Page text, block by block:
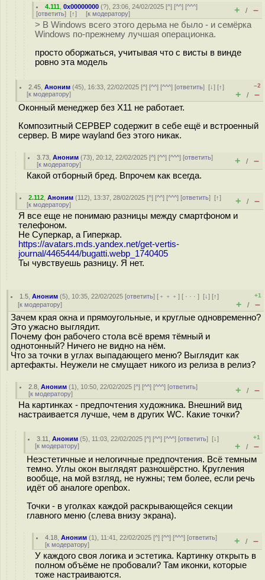
4.111 ,0x00000000 (?), 23:06, 24/02/2025 [^] [^^] [^^^]
[ответить] [↑] [к модератору] + / –
> В Windows всего этого дерьма не было - и семёрка
Windows по-прежнему лучшая операционка.
просто оборжаться, учитывая что с висты в винде
ровно эта модель
2.45 ,Аноним (45), 16:33, 22/02/2025 [^] [^^] [^^^] [ответить][↓] [↑]
[к модератору]
–2
+ / –
Оконный менеджер без X11 не работает.
Композитный СЕРВЕР содержит в себе ещё и встроенный
сервер. В мире wayland без этого никак.
3.73 ,Аноним (73), 20:12, 22/02/2025 [^] [^^] [^^^] [ответить]
[к модератору] + / –
Какой отборный бред. Впрочем как всегда.
2.112 ,Аноним (112), 13:37, 28/02/2025 [^] [^^] [^^^] [ответить][↑]
[к модератору] + / –
Я все еще не понимаю разницы между смартфоном и
телефоном.
Не Суперкар, а Гиперкар.
https://avatars.mds.yandex.net/get-vertis-
journal/4465444/bugatti.webp_1740405
Ты чувствуешь разницу. Я нет.
1.5 ,Аноним (5), 10:35, 22/02/2025 [ответить] [ ﹢﹢﹢] [ · · ·][↓] [↑]
[к модератору]
+1
+ / –
Зачем края окна и прямоугольные, и круглые одновременно?
Это ужасно выглядит.
Почему фон рабочего стола всё время тёмный и
однотонный? Ничего не видно на нём.
Что за точки в углах выпадающего меню? Выглядит как
артефакты. Неужели не смущает никого из релиза в релиз?
2.8 ,Аноним (1), 10:50, 22/02/2025 [^] [^^] [^^^] [ответить]
[к модератору] + / –
На картинках - предпочтения художника. Внешний вид
настраивается лучше, чем в других WC. Какие точки?
3.11 ,Аноним (5), 11:03, 22/02/2025 [^] [^^] [^^^] [ответить][↓]
[к модератору]
+1
+ / –
Неэстетичные и нелогичные предпочтения. Всё темным
темно. Углы окон выглядят разношёрстно. Кругления
вообще, на мой взгляд, не нужны; тем более, если речь
идёт об аналоге openbox.
Точки - в уголках каждой раскрывающейся секции
главного меню (слева внизу экрана).
4.18 ,Аноним (1), 11:41, 22/02/2025 [^] [^^] [^^^] [ответить]
[к модератору] + / –
У каждого своя логика и эстетика. Картинку открыть в
полном объёме не пробовали? Там иконки, которые
тоже настраиваются.